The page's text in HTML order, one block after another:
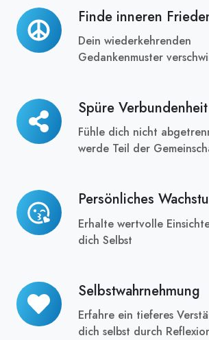
Finde inneren
Dein wiederkehrenden
Gedankenmuster
Finde
inneren
Frieden
Spüre Verbundenheit
Fühle dich nicht
werde Teil der
Spüre
Verbundenheit
Persönliches
Erhalte wertvolle
dich Selbst
Persönliches
Wachstum
Selbstwahrnehmung
Erfahre ein tieferes
dich selbst durch
Selbstwahrnehmung